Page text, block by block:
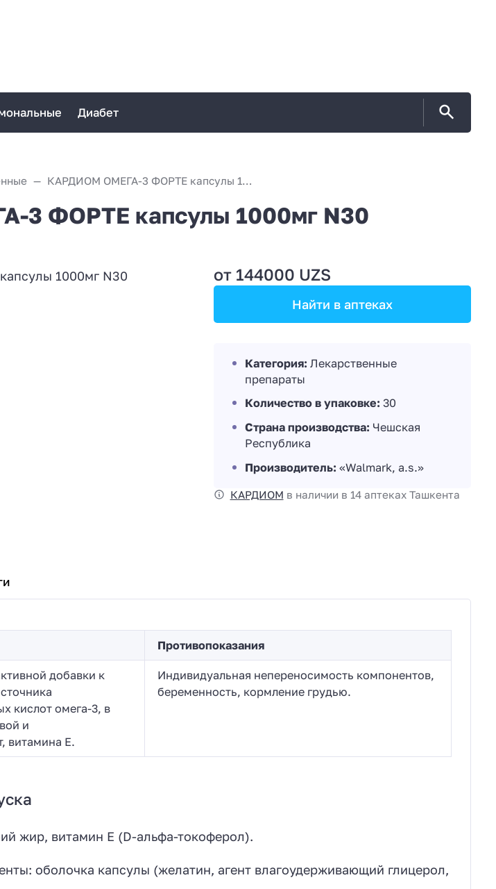
Диабет
КАРДИОМ ОМЕГА-3 ФОРТЕ капсулы 1000мг N30
3 ФОРТЕ капсулы 1000мг N30
от 144000 UZS
Найти в аптеках
Категория: Лекарственные
препараты
Количество в упаковке: 30
Страна производства: Чешская
Республика
Производитель: «Walmark, a.s.»
КАРДИОМ в наличии в 14 аптеках Ташкента
Противопоказания
добавки к
кислот омега-3, в
и
витамина Е.
Индивидуальная непереносимость компонентов,
беременность, кормление грудью.
жир, витамин Е (D-альфа-токоферол).
оболочка капсулы (желатин, агент влагоудерживающий глицерол,